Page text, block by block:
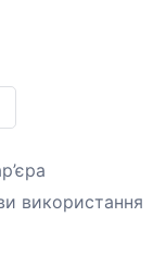
використання